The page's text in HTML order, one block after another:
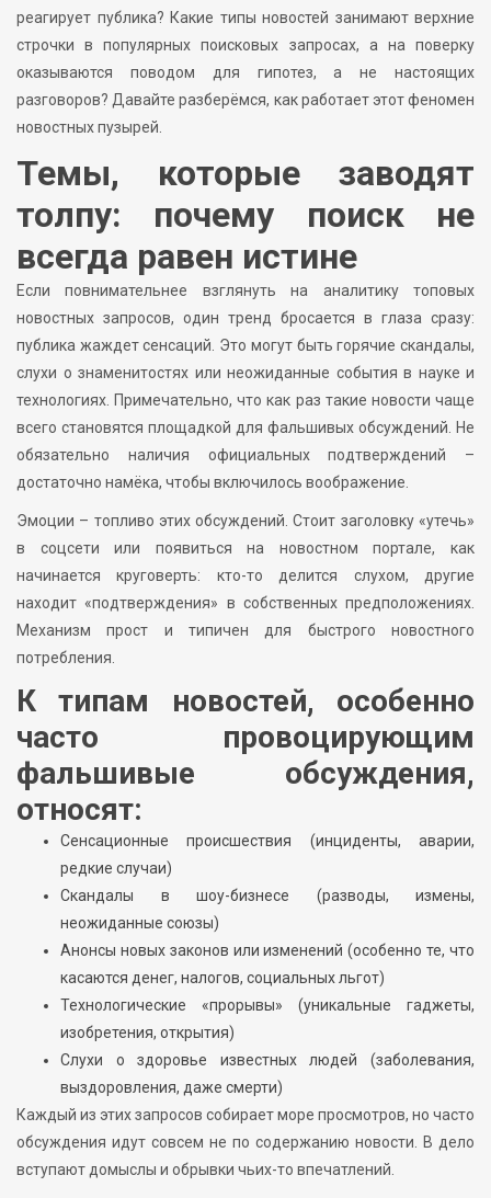
реагирует публика? Какие типы новостей занимают верхние
строчки в популярных поисковых запросах, а на поверку
оказываются поводом для гипотез, а не настоящих
разговоров? Давайте разберёмся, как работает этот феномен
новостных пузырей.
Темы, которые заводят
толпу: почему поиск не
всегда равен истине
Если повнимательнее взглянуть на аналитику топовых
новостных запросов, один тренд бросается в глаза сразу:
публика жаждет сенсаций. Это могут быть горячие скандалы,
слухи о знаменитостях или неожиданные события в науке и
технологиях. Примечательно, что как раз такие новости чаще
всего становятся площадкой для фальшивых обсуждений. Не
обязательно наличия официальных подтверждений –
достаточно намёка, чтобы включилось воображение.
Эмоции – топливо этих обсуждений. Стоит заголовку «утечь»
в соцсети или появиться на новостном портале, как
начинается круговерть: кто-то делится слухом, другие
находит «подтверждения» в собственных предположениях.
Механизм прост и типичен для быстрого новостного
потребления.
К типам новостей, особенно
часто провоцирующим
фальшивые обсуждения,
относят:
Сенсационные происшествия (инциденты, аварии,
редкие случаи)
Скандалы в шоу-бизнесе (разводы, измены,
неожиданные союзы)
Анонсы новых законов или изменений (особенно те, что
касаются денег, налогов, социальных льгот)
Технологические «прорывы» (уникальные гаджеты,
изобретения, открытия)
Слухи о здоровье известных людей (заболевания,
выздоровления, даже смерти)
Каждый из этих запросов собирает море просмотров, но часто
обсуждения идут совсем не по содержанию новости. В дело
вступают домыслы и обрывки чьих-то впечатлений.